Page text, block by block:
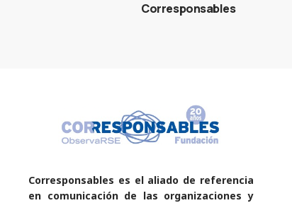
Corresponsables
Corresponsables es el aliado de referencia
en comunicación de las organizaciones y